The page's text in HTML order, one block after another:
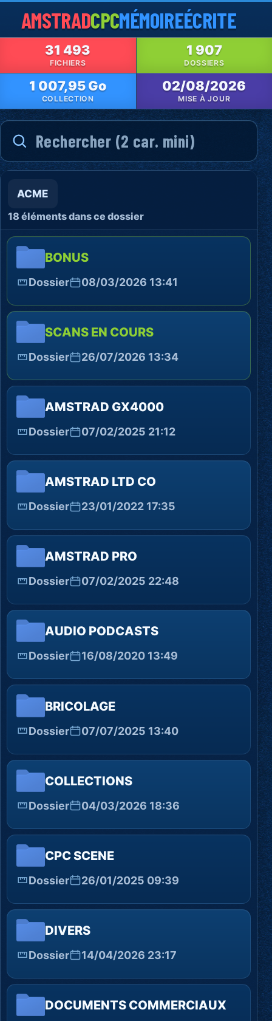
AMSTRADCPCMÉMOIREÉCRITE
31 493
FICHIERS
1 907
DOSSIERS
1 007,95 Go
COLLECTION
02/08/2026
MISE À JOUR
ACME
18 éléments dans ce dossier
BONUS
Dossier 08/03/2026 13:41
SCANS EN COURS
Dossier 26/07/2026 13:34
AMSTRAD GX4000
Dossier 07/02/2025 21:12
AMSTRAD LTD CO
Dossier 23/01/2022 17:35
AMSTRAD PRO
Dossier 07/02/2025 22:48
AUDIO PODCASTS
Dossier 16/08/2020 13:49
BRICOLAGE
Dossier 07/07/2025 13:40
COLLECTIONS
Dossier 04/03/2026 18:36
CPC SCENE
Dossier 26/01/2025 09:39
DIVERS
Dossier 14/04/2026 23:17
DOCUMENTS COMMERCIAUX